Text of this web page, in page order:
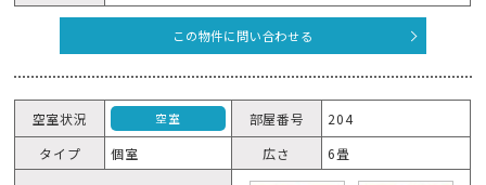
この物件に問い合わせる
空室状況 空室 部屋番号
204
タイプ
個室 広さ 6畳